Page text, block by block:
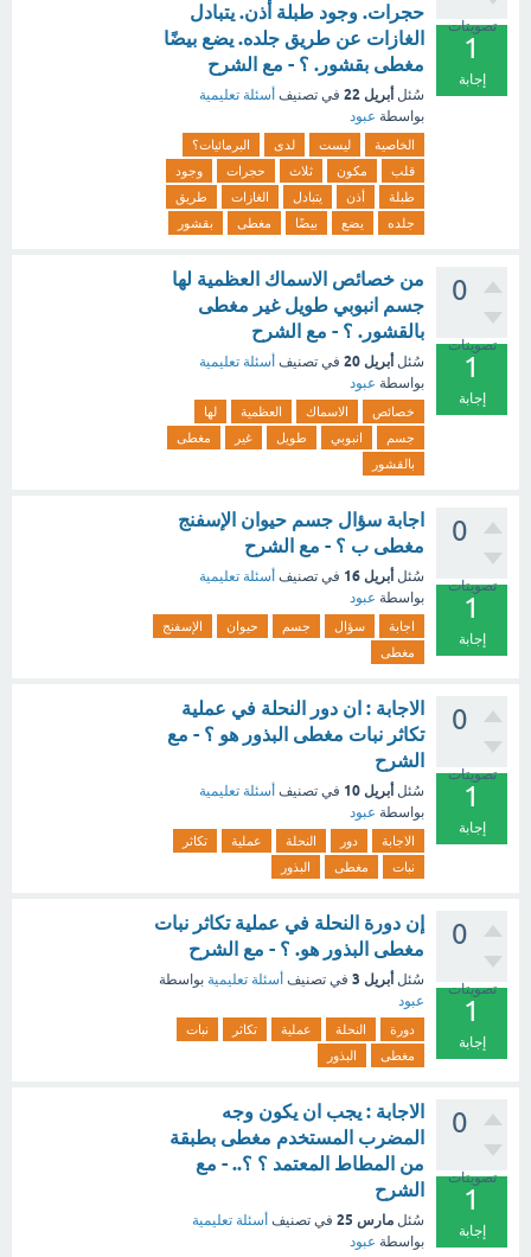
تصويتات
1
إجابة
حجرات. وجود طبلة أذن. يتبادل
الغازات عن طريق جلده. يضع بيضًا
مغطى بقشور. ؟ - مع الشرح
سُئل أبريل 22 في تصنيف أسئلة تعليمية
بواسطة عبود
الخاصية ليست لدى
البرمائيات؟
قلب
مكون ثلاث حجرات
وجود
طبلة
أذن يتبادل الغازات
طريق
جلده
يضع بيضًا مغطى بقشور
0
تصويتات
1
إجابة
من خصائص الاسماك العظمية لها
جسم انبوبي طويل غير مغطى
بالقشور. ؟ - مع الشرح
سُئل أبريل 20 في تصنيف أسئلة تعليمية
بواسطة عبود
خصائص الاسماك العظمية
لها
جسم
انبوبي طويل غير
مغطى
بالقشور
0
تصويتات
1
إجابة
اجابة سؤال جسم حيوان الإسفنج
مغطى ب ؟ - مع الشرح
سُئل أبريل 16 في تصنيف أسئلة تعليمية
بواسطة عبود
اجابة سؤال جسم حيوان
الإسفنج
مغطى
0
تصويتات
1
إجابة
الاجابة : ان دور النحلة في عملية
تكاثر نبات مغطى البذور هو ؟ - مع
الشرح
سُئل أبريل 10 في تصنيف أسئلة تعليمية
بواسطة عبود
الاجابة دور النحلة عملية
تكاثر
نبات
مغطى البذور
0
تصويتات
1
إجابة
إن دورة النحلة في عملية تكاثر نبات
مغطى البذور هو. ؟ - مع الشرح
سُئل أبريل 3 في تصنيف أسئلة تعليمية بواسطة
عبود
دورة النحلة عملية تكاثر
نبات
مغطى
البذور
0
تصويتات
1
إجابة
الاجابة : يجب ان يكون وجه
المضرب المستخدم مغطى بطبقة
من المطاط المعتمد ؟ ؟.. - مع
الشرح
سُئل مارس 25 في تصنيف أسئلة تعليمية
بواسطة عبود